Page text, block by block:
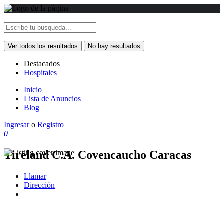
Ver todos los resultados No hay resultados
Destacados
Hospitales
Inicio
Lista de Anuncios
Blog
Ingresaro Registro
0
Tireland C.A. Covencaucho Caracas
Llamar
Dirección